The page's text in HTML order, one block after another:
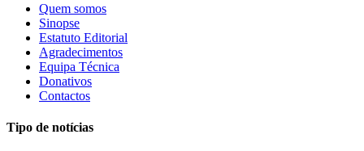
Quem somos
Sinopse
Estatuto Editorial
Agradecimentos
Equipa Técnica
Donativos
Contactos
Tipo de notícias